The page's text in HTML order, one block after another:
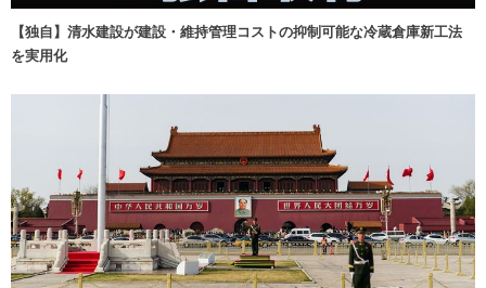
【独自】清水建設が建設・維持管理コストの抑制可能な冷蔵倉庫新工法
を実用化